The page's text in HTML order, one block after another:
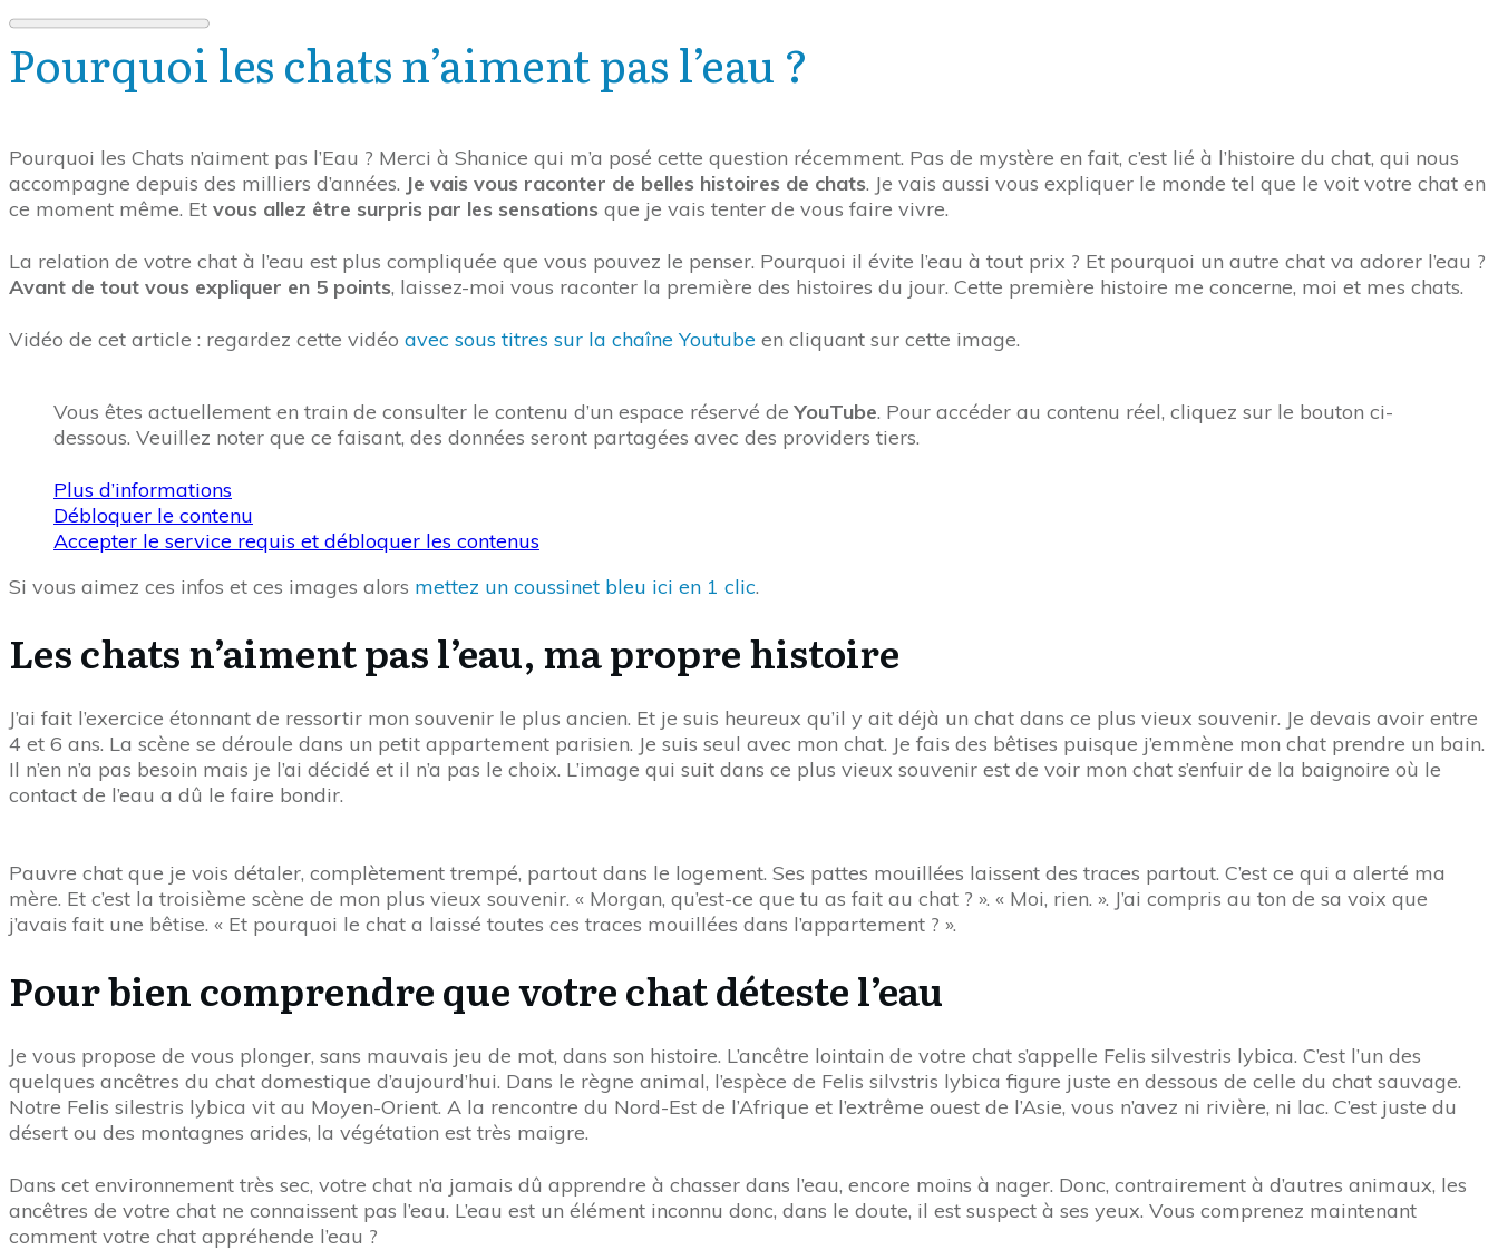
Pourquoi les chats n’aiment pas l’eau ?
Pourquoi les Chats n’aiment pas l’Eau ? Merci à Shanice qui m’a posé cette question récemment. Pas de mystère en fait, c’est lié à l’histoire du chat, qui nous
accompagne depuis des milliers d’années. Je vais vous raconter de belles histoires de chats. Je vais aussi vous expliquer le monde tel que le voit votre chat en
ce moment même. Et vous allez être surpris par les sensations que je vais tenter de vous faire vivre.
La relation de votre chat à l’eau est plus compliquée que vous pouvez le penser. Pourquoi il évite l’eau à tout prix ? Et pourquoi un autre chat va adorer l’eau ?
Avant de tout vous expliquer en 5 points, laissez-moi vous raconter la première des histoires du jour. Cette première histoire me concerne, moi et mes chats.
Vidéo de cet article : regardez cette vidéo avec sous titres sur la chaîne Youtube en cliquant sur cette image.
Vous êtes actuellement en train de consulter le contenu d’un espace réservé deYouTube. Pour accéder au contenu réel, cliquez sur le bouton ci-
dessous. Veuillez noter que ce faisant, des données seront partagées avec des providers tiers.
Plus d’informations
Débloquer le contenu
Accepter le service requis et débloquer les contenus
Si vous aimez ces infos et ces images alors mettez un coussinet bleu ici en 1 clic.
Les chats n’aiment pas l’eau, ma propre histoire
J’ai fait l’exercice étonnant de ressortir mon souvenir le plus ancien. Et je suis heureux qu’il y ait déjà un chat dans ce plus vieux souvenir. Je devais avoir entre
4 et 6 ans. La scène se déroule dans un petit appartement parisien. Je suis seul avec mon chat. Je fais des bêtises puisque j’emmène mon chat prendre un bain.
Il n’en n’a pas besoin mais je l’ai décidé et il n’a pas le choix. L’image qui suit dans ce plus vieux souvenir est de voir mon chat s’enfuir de la baignoire où le
contact de l’eau a dû le faire bondir.
Pauvre chat que je vois détaler, complètement trempé, partout dans le logement. Ses pattes mouillées laissent des traces partout. C’est ce qui a alerté ma
mère. Et c’est la troisième scène de mon plus vieux souvenir. « Morgan, qu’est-ce que tu as fait au chat ? ». « Moi, rien. ». J’ai compris au ton de sa voix que
j’avais fait une bêtise. « Et pourquoi le chat a laissé toutes ces traces mouillées dans l’appartement ? ».
Pour bien comprendre que votre chat déteste l’eau
Je vous propose de vous plonger, sans mauvais jeu de mot, dans son histoire. L’ancêtre lointain de votre chat s’appelle Felis silvestris lybica. C’est l’un des
quelques ancêtres du chat domestique d’aujourd’hui. Dans le règne animal, l’espèce de Felis silvstris lybica figure juste en dessous de celle du chat sauvage.
Notre Felis silestris lybica vit au Moyen-Orient. A la rencontre du Nord-Est de l’Afrique et l’extrême ouest de l’Asie, vous n’avez ni rivière, ni lac. C’est juste du
désert ou des montagnes arides, la végétation est très maigre.
Dans cet environnement très sec, votre chat n’a jamais dû apprendre à chasser dans l’eau, encore moins à nager. Donc, contrairement à d’autres animaux, les
ancêtres de votre chat ne connaissent pas l’eau. L’eau est un élément inconnu donc, dans le doute, il est suspect à ses yeux. Vous comprenez maintenant
comment votre chat appréhende l’eau ?